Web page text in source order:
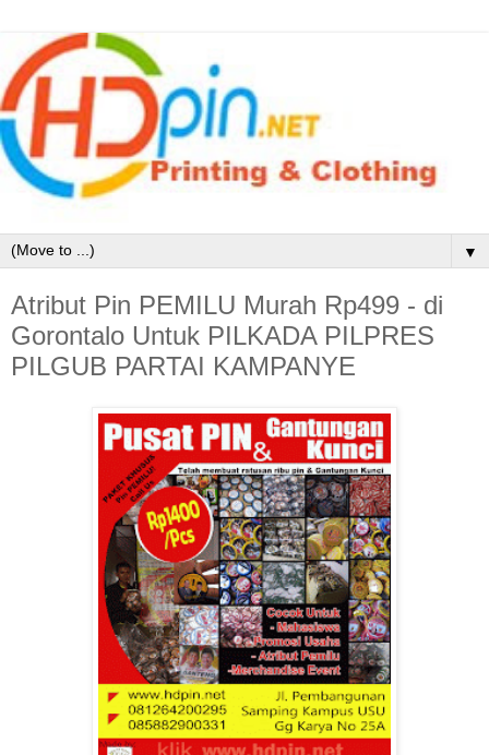
▼
Atribut Pin PEMILU Murah Rp499 - di
Gorontalo Untuk PILKADA PILPRES
PILGUB PARTAI KAMPANYE